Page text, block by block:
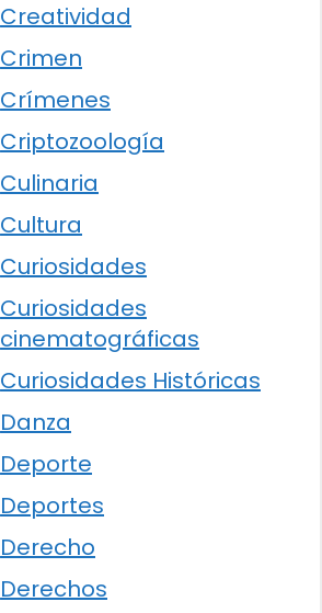
Creatividad
Crimen
Crímenes
Criptozoología
Culinaria
Cultura
Curiosidades
Curiosidades
cinematográficas
Curiosidades Históricas
Danza
Deporte
Deportes
Derecho
Derechos